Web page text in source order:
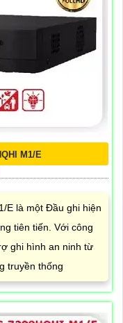
M1/E
E là một Đầu ghi hiện
tiên tiến. Với công
ghi hình an ninh từ
truyền thống